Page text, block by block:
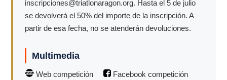
inscripciones@triatlonaragon.org. Hasta el 5 de julio
se devolverá el 50% del importe de la inscripción. A
partir de esa fecha, no se atenderán devoluciones.
Multimedia
Web competición
Facebook competición